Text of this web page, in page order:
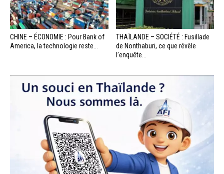
CHINE – ÉCONOMIE : Pour Bank of
America, la technologie reste...
THAÏLANDE – SOCIÉTÉ : Fusillade
de Nonthaburi, ce que révèle
l’enquête...